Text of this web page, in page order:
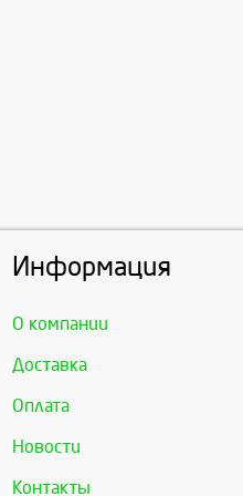
Информация
О компании
Доставка
Оплата
Новости
Контакты